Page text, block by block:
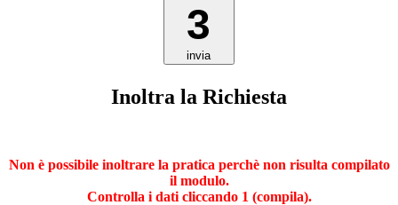
3
invia
Inoltra la Richiesta
Non è possibile inoltrare la pratica perchè non risulta compilato
il modulo.
Controlla i dati cliccando 1 (compila).